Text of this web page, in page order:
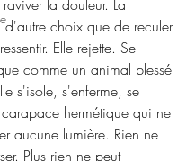
la douleur. La
d'autre choix que de reculer
Elle rejette. Se
comme un animal blessé
s'isole, s'enferme, se
hermétique qui ne
aucune lumière. Rien ne
Plus rien ne peut